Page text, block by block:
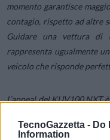
TecnoGazzetta - Do
Information
momento garantisce
contagio, rispetto ad altre
Guidare una vettura di
rappresenta ugualmente
veicolo che risponde
L’appeal del KUV100 NXT
ad una grande spaziosità
da terra che conferisce